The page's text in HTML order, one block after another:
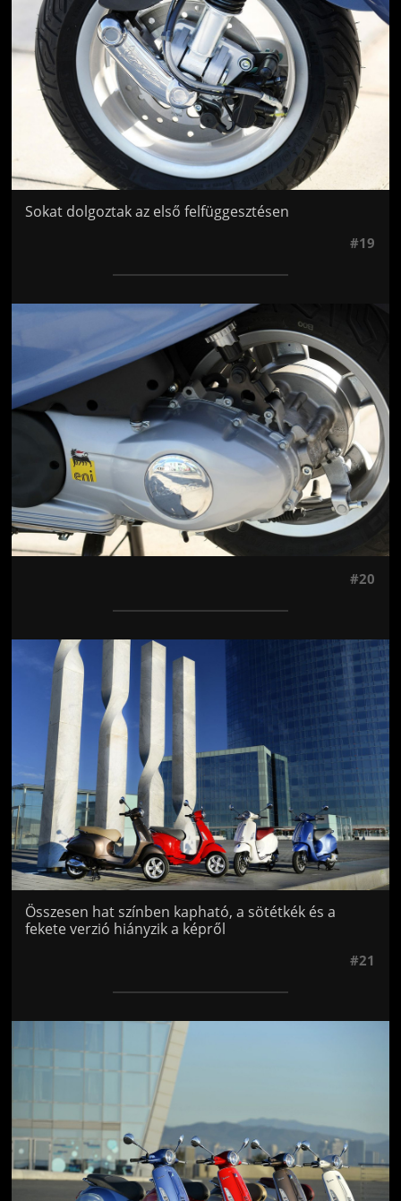
Sokat dolgoztak az első felfüggesztésen
#19
Jön még kép!
#20
Jön még kép!
Összesen hat színben kapható, a sötétkék és a
fekete verzió hiányzik a képről
#21
Jön még kép!